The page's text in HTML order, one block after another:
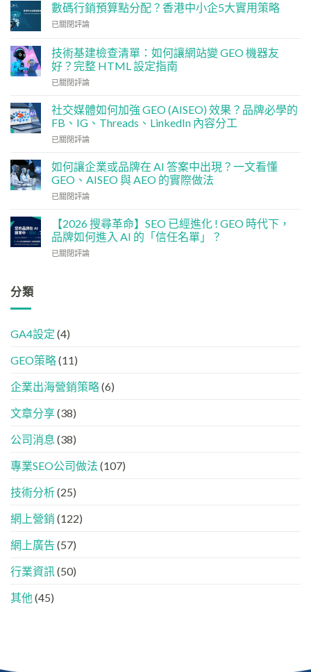
數碼行銷預算點分配？香港中小企5大實用策略
數
行
銷
預
算
分
配？
香
港
小
企
大
策
已關閉評論
技術基建檢查清單：如何讓網站變 GEO 機器友
好？完整 HTML 設定指南
技
基
建
檢
查
單：
如
讓
變
機
HTML
設
定
指
已關閉評論
社交媒體如何加強 GEO (AISEO) 效果？品牌必學的
FB、IG、Threads、LinkedIn 內容分工
社
媒
體
如
何
GEO
(AISEO)
效
FB、
Threads、
內
分
已關閉評論
如何讓企業或品牌在 AI 答案中出現？一文看懂
GEO、AISEO 與 AEO 的實際做法
如
企
業
或
中
現？
文
懂
GEO、
與
的
際
法
已關閉評論
【2026 搜尋革命】SEO 已經進化 ! GEO 時代下，
品牌如何進入 AI 的「信任名單」？
【2026
經
化
GEO
時
下，
牌
何
入
AI
的
「信
名
已關閉評論
分類
GA4設定 (4)
GEO策略(11)
企業出海營銷策略(6)
文章分享(38)
公司消息 (38)
專業SEO公司做法 (107)
技術分析(25)
網上營銷 (122)
網上廣告 (57)
行業資訊 (50)
其他 (45)